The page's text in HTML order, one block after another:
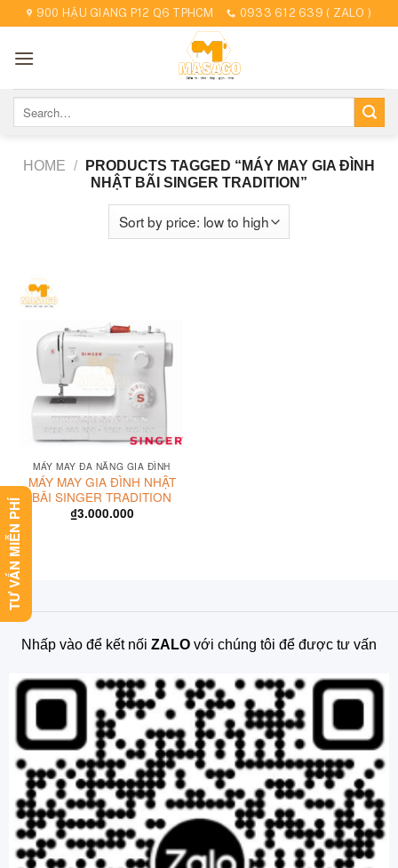
Skip
to
content
900 HẬU GIANG P12 Q6 TPHCM 0933 612 639 ( ZALO )
for:
HOME /
PRODUCTS TAGGED “MÁY MAY GIA ĐÌNH
NHẬT BÃI SINGER TRADITION”
MÁY MAY ĐA NĂNG GIA ĐÌNH
MÁY MAY GIA ĐÌNH NHẬT
BÃI SINGER TRADITION
₫3.000.000
Nhấp vào để kết nối ZALO với chúng tôi để được tư vấn
TƯ VẤN MIỄN PHÍ